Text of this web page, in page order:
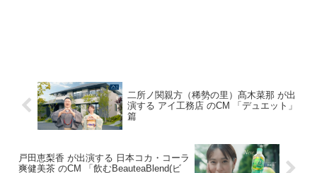
二所ノ関親方（稀勢の里）髙木菜那 が出
演する アイ工務店 のCM 「デュエット」
篇
戸田恵梨香 が出演する 日本コカ・コーラ
爽健美茶 のCM 「飲むBeauteaBlend(ビ